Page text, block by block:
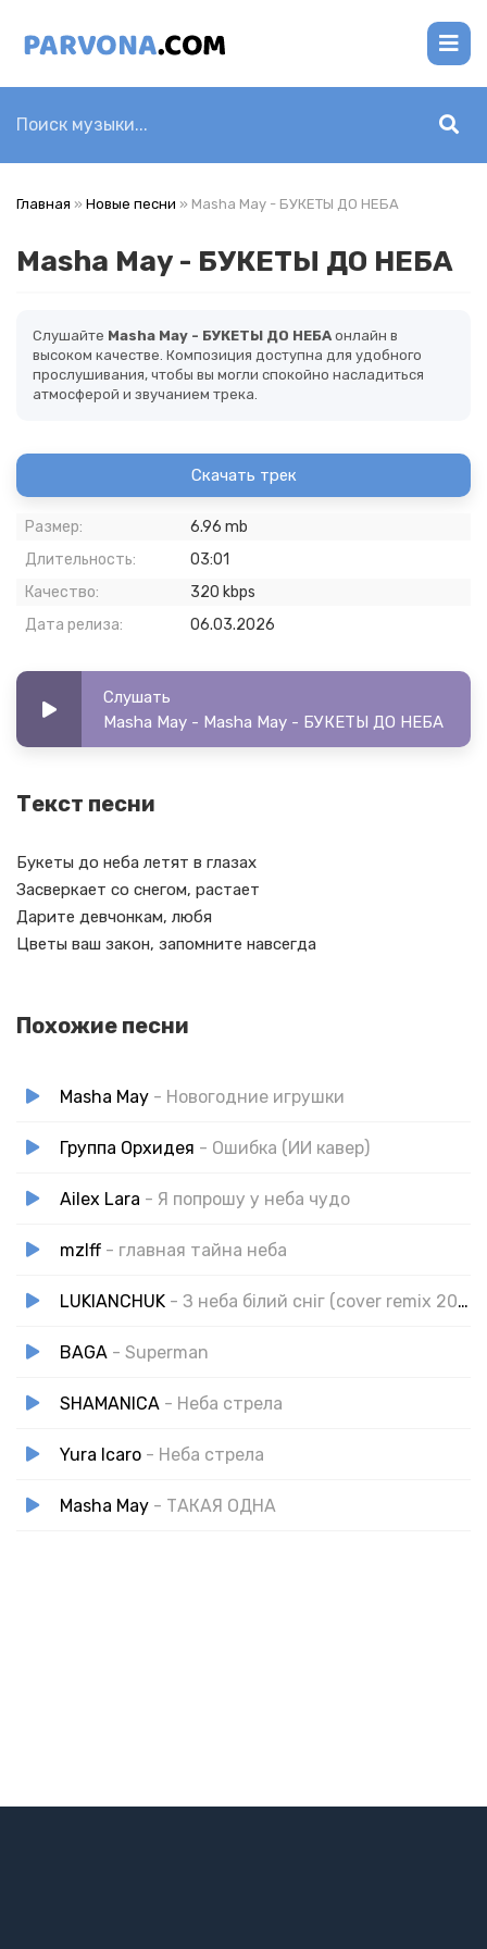
Главная » Новые песни » Masha May - БУКЕТЫ ДО НЕБА
Masha May - БУКЕТЫ ДО НЕБА
Слушайте Masha May - БУКЕТЫ ДО НЕБА онлайн в
высоком качестве. Композиция доступна для удобного
прослушивания, чтобы вы могли спокойно насладиться
атмосферой и звучанием трека.
Скачать трек
Размер:
6.96 mb
Длительность:
03:01
Качество:
320 kbps
Дата релиза:
06.03.2026
Слушать
Masha May - Masha May - БУКЕТЫ ДО НЕБА
Текст песни
Букеты до неба летят в глазах
Засверкает со снегом, растает
Дарите девчонкам, любя
Цветы ваш закон, запомните навсегда
Похожие песни
Masha May - Новогодние игрушки
Группа Орхидея - Ошибка (ИИ кавер)
Ailex Lara - Я попрошу у неба чудо
mzlff - главная тайна неба
LUKIANCHUK - З неба білий сніг (cover remix 2025)
BAGA - Superman
SHAMANICA - Неба стрела
Yura Icaro - Неба стрела
Masha May - ТАКАЯ ОДНА